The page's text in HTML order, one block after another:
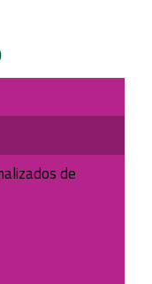
de